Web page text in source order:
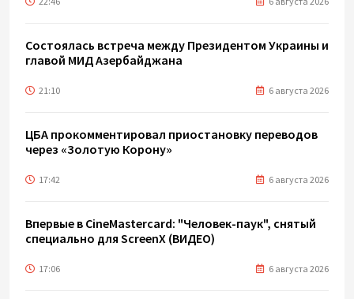
Состоялась встреча между Президентом Украины и
главой МИД Азербайджана
21:10 6 августа 2026
ЦБА прокомментировал приостановку переводов
через «Золотую Корону»
17:42 6 августа 2026
Впервые в CineMastercard: "Человек-паук", снятый
специально для ScreenX (ВИДЕО)
17:06 6 августа 2026